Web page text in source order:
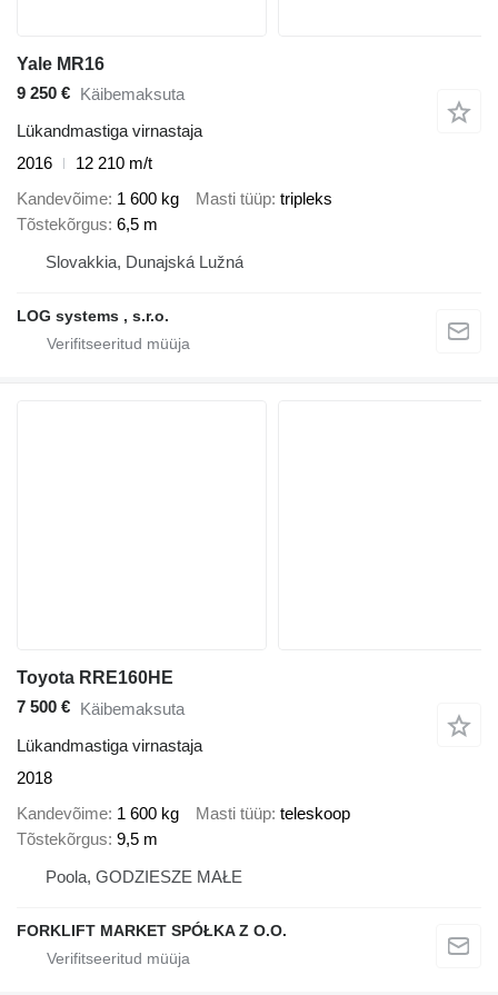
Yale MR16
9 250 € Käibemaksuta
Lükandmastiga virnastaja
2016
12 210 m/t
Kandevõime 1 600 kg Masti tüüp tripleks
Tõstekõrgus 6,5 m
Slovakkia, Dunajská Lužná
LOG systems , s.r.o.
Toyota RRE160HE
7 500 € Käibemaksuta
Lükandmastiga virnastaja
2018
Kandevõime 1 600 kg Masti tüüp teleskoop
Tõstekõrgus 9,5 m
Poola, GODZIESZE MAŁE
FORKLIFT MARKET SPÓŁKA Z O.O.